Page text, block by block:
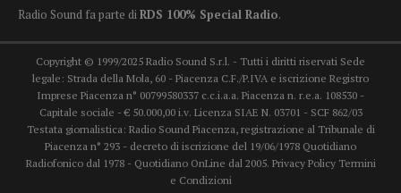
Radio Sound fa parte diRDS 100% Special Radio.
Copyright © 1999/2025 Radio Sound S.r.l. - Tutti i diritti riservati Sede
legale: Strada della Mola, 60 - Piacenza C.F./P.IVA e iscrizione Registro
Imprese Piacenza n° 00799580337 c.c.i.a.a. Piacenza n. r.e.a. 108530 -
Capitale sociale - € 50.000,00 i.v. Licenza SIAE N. 03701 - SCF 862/03
Testata giornalistica: Radio Sound Piacenza, registrazione al Tribunale di
Piacenza n° 293 - decreto di iscrizione del 19/06/1978 Quotidiano
Radiofonico dal 1978 - Quotidiano OnLine dal 2005. Privacy Policy Termini
e Condizioni